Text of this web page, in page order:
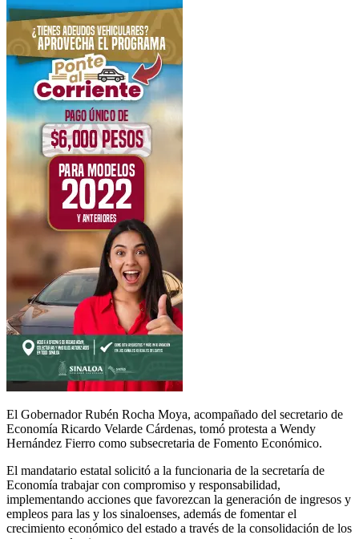
El Gobernador Rubén Rocha Moya, acompañado del secretario de
Economía Ricardo Velarde Cárdenas, tomó protesta a Wendy
Hernández Fierro como subsecretaria de Fomento Económico.
El mandatario estatal solicitó a la funcionaria de la secretaría de
Economía trabajar con compromiso y responsabilidad,
implementando acciones que favorezcan la generación de ingresos y
empleos para las y los sinaloenses, además de fomentar el
crecimiento económico del estado a través de la consolidación de los